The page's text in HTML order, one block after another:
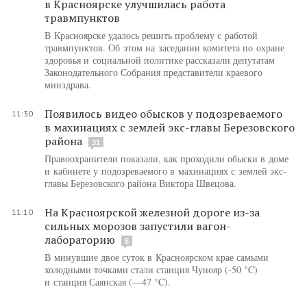
в Красноярске улучшилась работа
травмпунктов
В Красноярске удалось решить проблему с работой
травмпунктов. Об этом на заседании комитета по охране
здоровья и социальной политике рассказали депутатам
Законодательного Собрания представители краевого
минздрава.
11:30
Появилось видео обысков у подозреваемого
в махинациях с землей экс-главы Березовского
района
31
Правоохранители показали, как проходили обыски в доме
и кабинете у подозреваемого в махинациях с землей экс-
главы Березовского района Виктора Швецова.
11:10
На Красноярской железной дороге из-за
сильных морозов запустили вагон-
лабораторию
5
В минувшие двое суток в Красноярском крае самыми
холодными точками стали станция Чунояр (-50 °C)
и станция Саянская (—47 °C).